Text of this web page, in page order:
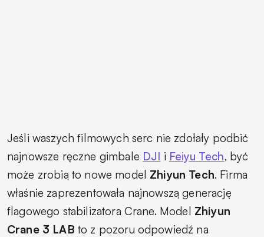
Jeśli waszych filmowych serc nie zdołały podbić
najnowsze ręczne gimbale DJI i Feiyu Tech, być
może zrobią to nowe model Zhiyun Tech. Firma
właśnie zaprezentowała najnowszą generację
flagowego stabilizatora Crane. Model Zhiyun
Crane 3 LAB to z pozoru odpowiedź na